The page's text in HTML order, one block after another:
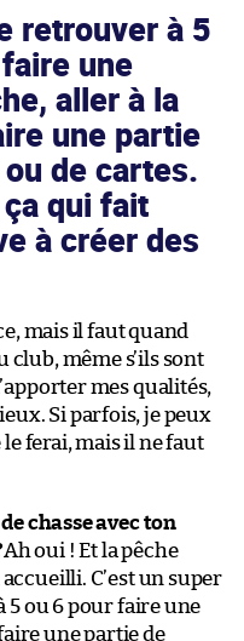
retrouver à 5
une
aller à la
une partie
de cartes.
ça qui fait
à créer des
mais il faut quand
club, même s’ils sont
mes qualités,
Si parfois, je peux
ferai, mais il ne faut
chasse avec ton
Ah oui ! Et la pêche
C’est un super
5 ou 6 pour faire une
une partie de